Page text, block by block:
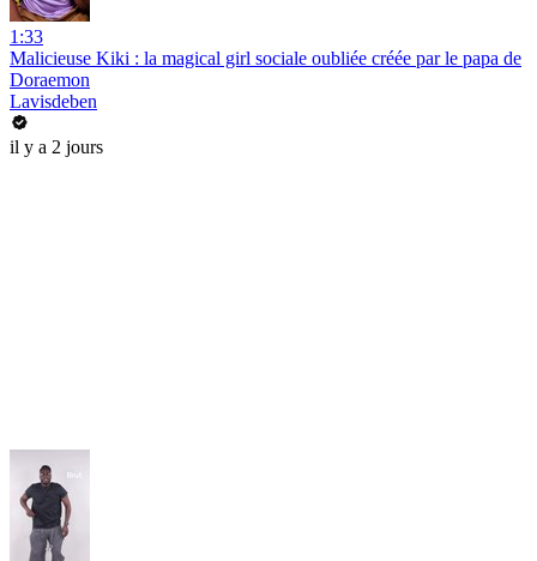
1:33
Malicieuse Kiki : la magical girl sociale oubliée créée par le papa de
Doraemon
Lavisdeben
il y a 2 jours